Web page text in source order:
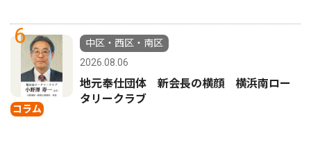
6
コラム
中区・西区・南区
2026.08.06
地元奉仕団体 新会長の横顔 横浜南ロー
タリークラブ